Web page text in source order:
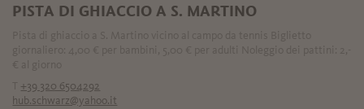
PISTA DI GHIACCIO A S. MARTINO
+39 320 6504292
hub.schwarz@yahoo.it